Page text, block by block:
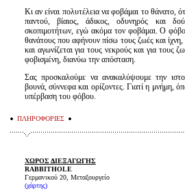
Κι αν είναι πολυτέλεια να φοβάμαι το θάνατο,
παντού, βίαιος, άδικος, οδυνηρός και
σκοπιμοτήτων, εγώ ακόμα τον φοβάμαι. Ο
θανάτους που αφήνουν πίσω τους ζωές και ίχνη,
και αγωνίζεται για τους νεκρούς και για τους
φοβισμένη, διανύω την απόσταση.
Σας προσκαλούμε να ανακαλύψουμε την
βουνά, σύννεφα και ορίζοντες. Γιατί η μνήμη,
υπέρβαση του φόβου.
ΠΛΗΡΟΦΟΡΙΕΣ
ΧΩΡΟΣ ΔΙΕΞΑΓΩΓΗΣ
RABBITHOLE
Γερμανικού 20, Μεταξουργείο
(χάρτης)